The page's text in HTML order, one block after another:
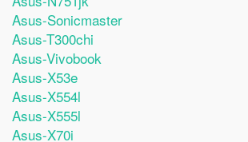
Asus-Sonicmaster
Asus-T300chi
Asus-Vivobook
Asus-X53e
Asus-X554l
Asus-X555l
Asus-X70i